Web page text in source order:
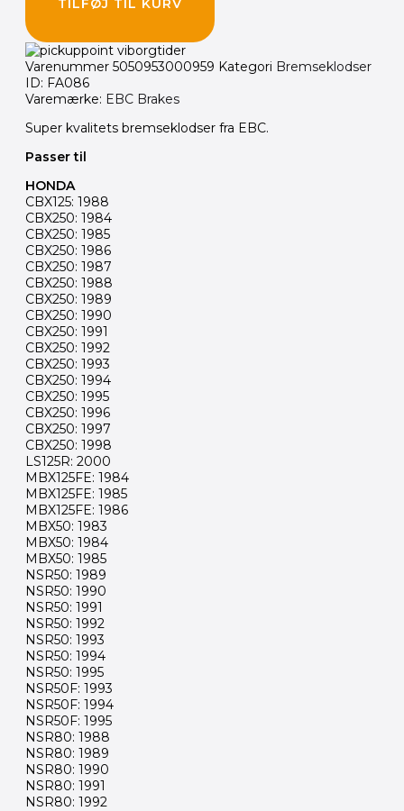
TILFØJ TIL KURV
Varenummer 5050953000959 Kategori Bremseklodser
ID: FA086
Varemærke: EBC Brakes
Super kvalitets bremseklodser fra EBC.
Passer til
HONDA
CBX125: 1988
CBX250: 1984
CBX250: 1985
CBX250: 1986
CBX250: 1987
CBX250: 1988
CBX250: 1989
CBX250: 1990
CBX250: 1991
CBX250: 1992
CBX250: 1993
CBX250: 1994
CBX250: 1995
CBX250: 1996
CBX250: 1997
CBX250: 1998
LS125R: 2000
MBX125FE: 1984
MBX125FE: 1985
MBX125FE: 1986
MBX50: 1983
MBX50: 1984
MBX50: 1985
NSR50: 1989
NSR50: 1990
NSR50: 1991
NSR50: 1992
NSR50: 1993
NSR50: 1994
NSR50: 1995
NSR50F: 1993
NSR50F: 1994
NSR50F: 1995
NSR80: 1988
NSR80: 1989
NSR80: 1990
NSR80: 1991
NSR80: 1992